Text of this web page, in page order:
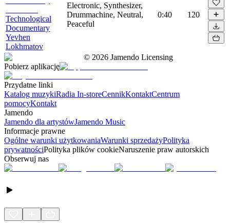
Technological
Documentary
Yevhen
Lokhmatov
Electronic, Synthesizer,
Drummachine, Neutral,
Peaceful
0:40 120
© 2026 Jamendo Licensing
Pobierz aplikację
Przydatne linki
Katalog muzykiRadia In-storeCennikKontaktCentrum
pomocyKontakt
Jamendo
Jamendo dla artystówJamendo Music
Informacje prawne
Ogólne warunki użytkowaniaWarunki sprzedażyPolityka
prywatnościPolityka plików cookieNaruszenie praw autorskich
Obserwuj nas